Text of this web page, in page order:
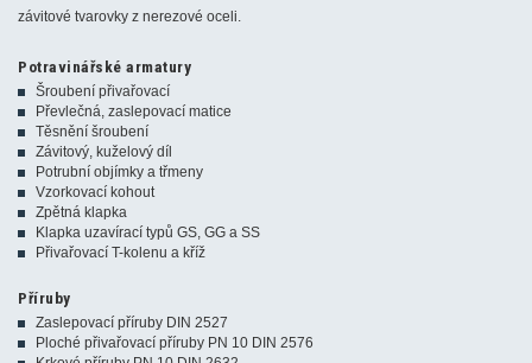
závitové tvarovky z nerezové oceli.
Potravinářské armatury
Šroubení přivařovací
Převlečná, zaslepovací matice
Těsnění šroubení
Závitový, kuželový díl
Potrubní objímky a třmeny
Vzorkovací kohout
Zpětná klapka
Klapka uzavírací typů GS, GG a SS
Přivařovací T-kolenu a kříž
Příruby
Zaslepovací příruby DIN 2527
Ploché přivařovací příruby PN 10 DIN 2576